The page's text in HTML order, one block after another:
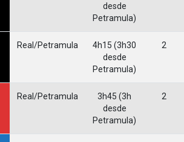
desde
Petramula)
Real/Petramula
4h15 (3h30
desde
Petramula)
2
Real/Petramula
3h45 (3h
desde
Petramula)
2